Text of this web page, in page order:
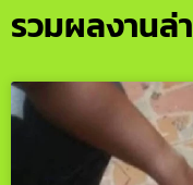
รวมผลงานล่